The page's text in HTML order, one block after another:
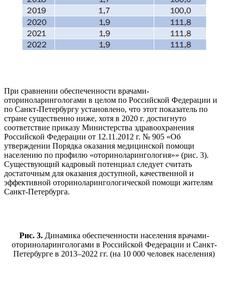
При сравнении обеспеченности врачами-
оториноларингологами в целом по Российской Федерации и
по Санкт-Петербургу установлено, что этот показатель по
стране существенно ниже, хотя в 2020 г. достигнуто
соответствие приказу Министерства здравоохранения
Российской Федерации от 12.11.2012 г. № 905 «Об
утверждении Порядка оказания медицинской помощи
населению по профилю «оториноларингология»» (рис. 3).
Существующий кадровый потенциал следует считать
достаточным для оказания доступной, качественной и
эффективной оториноларингологической помощи жителям
Санкт-Петербурга.
Рис. 3. Динамика обеспеченности населения врачами-
оториноларингологами в Российской Федерации и Санкт-
Петербурге в 2013–2022 гг. (на 10 000 человек населения)